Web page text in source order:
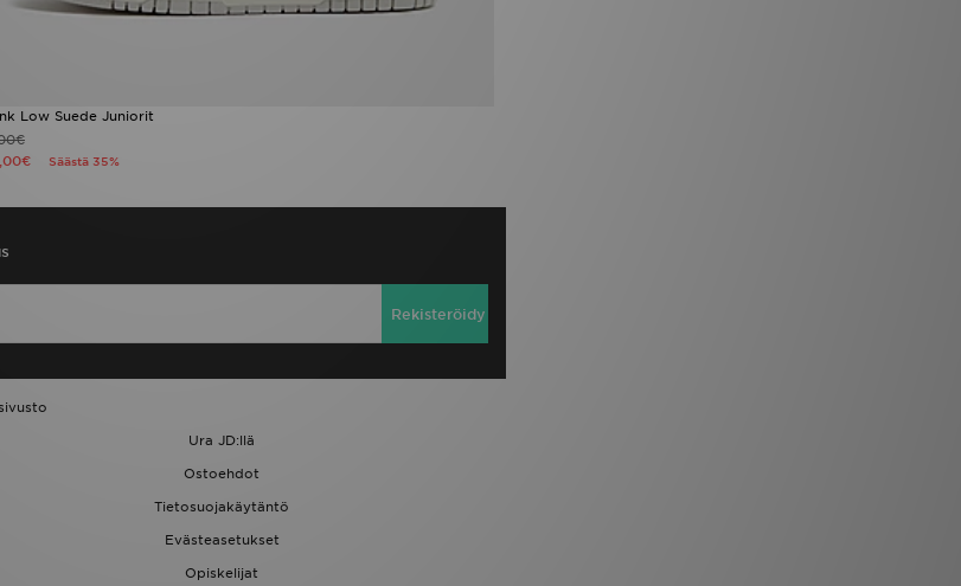
Low Suede Juniorit
Säästä 35%
Rekisteröidy
Ura JD:llä
Ostoehdot
Tietosuojakäytäntö
Evästeasetukset
Opiskelijat